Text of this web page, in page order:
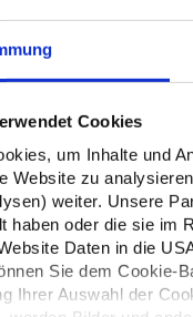
Cookies
um Inhalte und
Website zu
weiter. Unsere
haben oder die sie im
Daten in die
Sie dem Cookie-
Ihrer Auswahl der
Sie sich das